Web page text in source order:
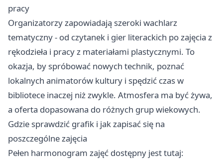
pracy
Organizatorzy zapowiadają szeroki wachlarz
tematyczny - od czytanek i gier literackich po zajęcia z
rękodzieła i pracy z materiałami plastycznymi. To
okazja, by spróbować nowych technik, poznać
lokalnych animatorów kultury i spędzić czas w
bibliotece inaczej niż zwykle. Atmosfera ma być żywa,
a oferta dopasowana do różnych grup wiekowych.
Gdzie sprawdzić grafik i jak zapisać się na
poszczególne zajęcia
Pełen harmonogram zajęć dostępny jest tutaj: